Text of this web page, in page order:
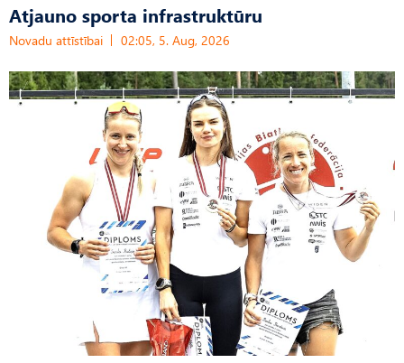
Atjauno sporta infrastruktūru
Novadu attīstībai 02:05, 5. Aug, 2026